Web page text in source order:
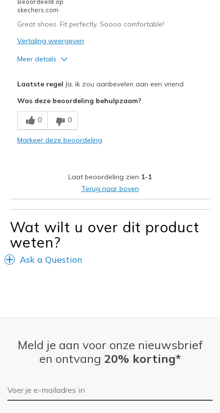
skechers.com
Great shoes. Fit perfectly. Soooo comfortable!
Vertaling weergeven
Meer details
Comfortable
Durable
Going Out
Travel
Width
Sizing
View On Shoes
Laatste regel Ja, ik zou aanbevelen aan een vriend
Was deze beoordeling behulpzaam?
0 0
Markeer deze beoordeling
Laat beoordeling zien 1-1
Terug naar boven
Wat wilt u over dit product
weten?
Ask a Question
Meld je aan voor onze nieuwsbrief
en ontvang 20% korting*
E-mailadres